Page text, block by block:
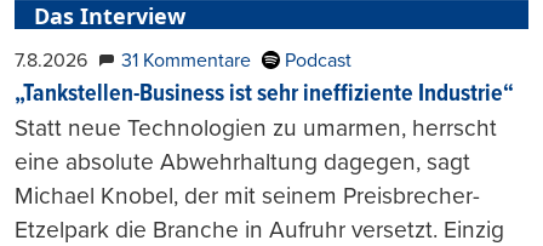
Das Interview
7.8.2026 31 Kommentare Podcast
„Tankstellen-Business ist sehr ineffiziente Industrie“
Statt neue Technologien zu umarmen, herrscht
eine absolute Abwehrhaltung dagegen, sagt
Michael Knobel, der mit seinem Preisbrecher-
Etzelpark die Branche in Aufruhr versetzt. Einzig